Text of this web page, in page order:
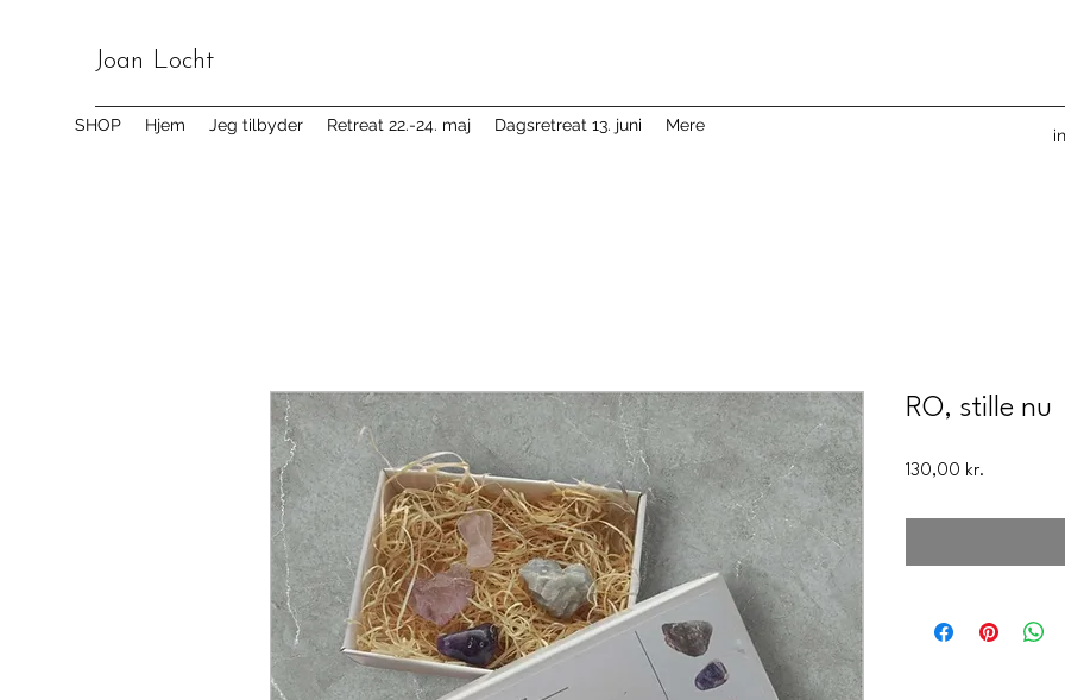
Joan Locht
SHOP Hjem Jeg tilbyder Retreat 22.-24. maj Dagsretreat 13. juni Mere
RO, stille nu
130,00 kr.